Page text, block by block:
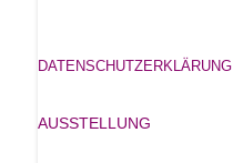
DATENSCHUTZERKLÄRUNG
AUSSTELLUNG